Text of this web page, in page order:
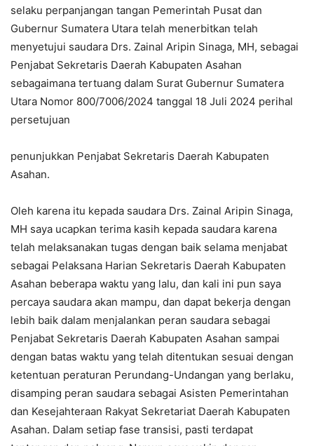
selaku perpanjangan tangan Pemerintah Pusat dan
Gubernur Sumatera Utara telah menerbitkan telah
menyetujui saudara Drs. Zainal Aripin Sinaga, MH, sebagai
Penjabat Sekretaris Daerah Kabupaten Asahan
sebagaimana tertuang dalam Surat Gubernur Sumatera
Utara Nomor 800/7006/2024 tanggal 18 Juli 2024 perihal
persetujuan
penunjukkan Penjabat Sekretaris Daerah Kabupaten
Asahan.
Oleh karena itu kepada saudara Drs. Zainal Aripin Sinaga,
MH saya ucapkan terima kasih kepada saudara karena
telah melaksanakan tugas dengan baik selama menjabat
sebagai Pelaksana Harian Sekretaris Daerah Kabupaten
Asahan beberapa waktu yang lalu, dan kali ini pun saya
percaya saudara akan mampu, dan dapat bekerja dengan
lebih baik dalam menjalankan peran saudara sebagai
Penjabat Sekretaris Daerah Kabupaten Asahan sampai
dengan batas waktu yang telah ditentukan sesuai dengan
ketentuan peraturan Perundang-Undangan yang berlaku,
disamping peran saudara sebagai Asisten Pemerintahan
dan Kesejahteraan Rakyat Sekretariat Daerah Kabupaten
Asahan. Dalam setiap fase transisi, pasti terdapat